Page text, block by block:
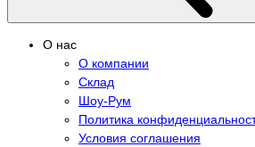
О нас
О компании
Склад
Шоу-Рум
Политика
Условия соглашения